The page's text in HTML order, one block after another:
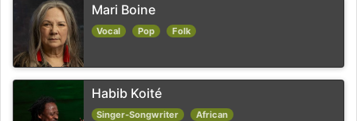
Mari Boine
Vocal Pop Folk
Habib Koité
Singer-Songwriter African